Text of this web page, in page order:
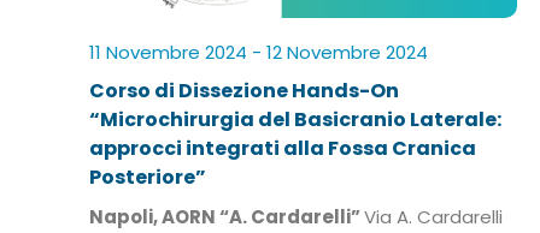
11 Novembre 2024 - 12 Novembre 2024
Corso di Dissezione Hands-On
“Microchirurgia del Basicranio Laterale:
approcci integrati alla Fossa Cranica
Posteriore”
Napoli, AORN “A. Cardarelli”Via A. Cardarelli